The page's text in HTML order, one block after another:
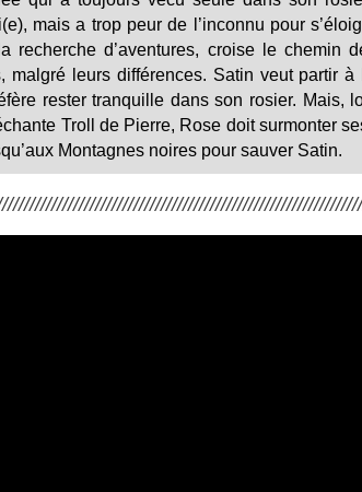
mais a trop peur de l’inconnu pour
recherche d’aventures, croise le chemin
malgré leurs différences. Satin veut partir
rester tranquille dans son rosier. Mais,
Troll de Pierre, Rose doit surmonter
Montagnes noires pour sauver Satin.